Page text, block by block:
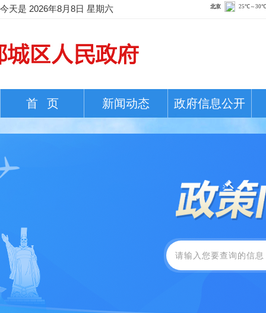
今天是 2026年8月8日 星期六
首 页 新闻动态 政府信息公开